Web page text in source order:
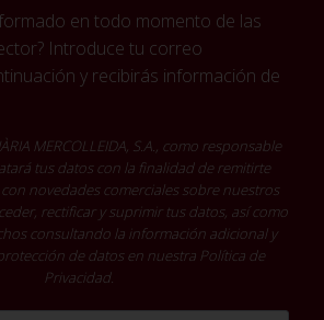
en todo momento de las
Introduce tu correo
y recibirás información de
MERCOLLEIDA, S.A., como responsable
tus datos con la finalidad de remitirte
novedades comerciales sobre nuestros
rectificar y suprimir tus datos, así como
consultando la información adicional y
de datos en nuestra Política de
Privacidad.